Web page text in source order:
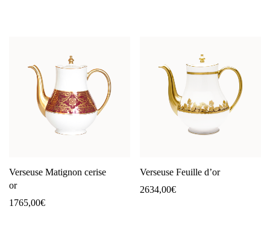
Verseuse Matignon cerise
or
1765,00€
Verseuse Feuille d’or
2634,00€